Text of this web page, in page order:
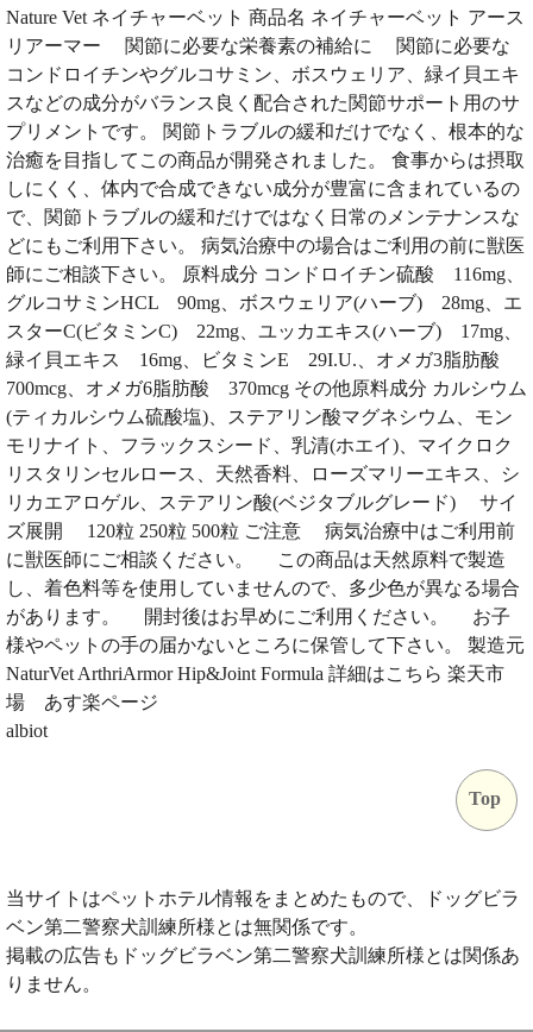
Nature Vet ネイチャーベット 商品名 ネイチャーベット アース
リアーマー 関節に必要な栄養素の補給に 関節に必要な
コンドロイチンやグルコサミン、ボスウェリア、緑イ貝エキ
スなどの成分がバランス良く配合された関節サポート用のサ
プリメントです。 関節トラブルの緩和だけでなく、根本的な
治癒を目指してこの商品が開発されました。 食事からは摂取
しにくく、体内で合成できない成分が豊富に含まれているの
で、関節トラブルの緩和だけではなく日常のメンテナンスな
どにもご利用下さい。 病気治療中の場合はご利用の前に獣医
師にご相談下さい。 原料成分 コンドロイチン硫酸 116mg、
グルコサミンHCL 90mg、ボスウェリア(ハーブ) 28mg、エ
スターC(ビタミンC) 22mg、ユッカエキス(ハーブ) 17mg、
緑イ貝エキス 16mg、ビタミンE 29I.U.、オメガ3脂肪酸
700mcg、オメガ6脂肪酸 370mcg その他原料成分 カルシウム
(ティカルシウム硫酸塩)、ステアリン酸マグネシウム、モン
モリナイト、フラックスシード、乳清(ホエイ)、マイクロク
リスタリンセルロース、天然香料、ローズマリーエキス、シ
リカエアロゲル、ステアリン酸(ベジタブルグレード) サイ
ズ展開 120粒 250粒 500粒 ご注意 病気治療中はご利用前
に獣医師にご相談ください。 この商品は天然原料で製造
し、着色料等を使用していませんので、多少色が異なる場合
があります。 開封後はお早めにご利用ください。 お子
様やペットの手の届かないところに保管して下さい。 製造元
NaturVet ArthriArmor Hip&Joint Formula 詳細はこちら 楽天市
場 あす楽ページ
albiot
Top
当サイトはペットホテル情報をまとめたもので、ドッグビラ
ベン第二警察犬訓練所様とは無関係です。
掲載の広告もドッグビラベン第二警察犬訓練所様とは関係あ
りません。